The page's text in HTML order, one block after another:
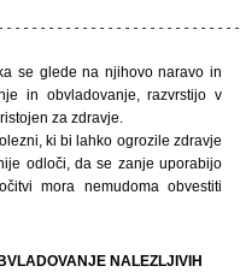
se glede na njihovo naravo in
in obvladovanje, razvrstijo v
za zdravje.
ki bi lahko ogrozile zdravje
odloči, da se zanje uporabijo
mora nemudoma obvestiti
NALEZLJIVIH